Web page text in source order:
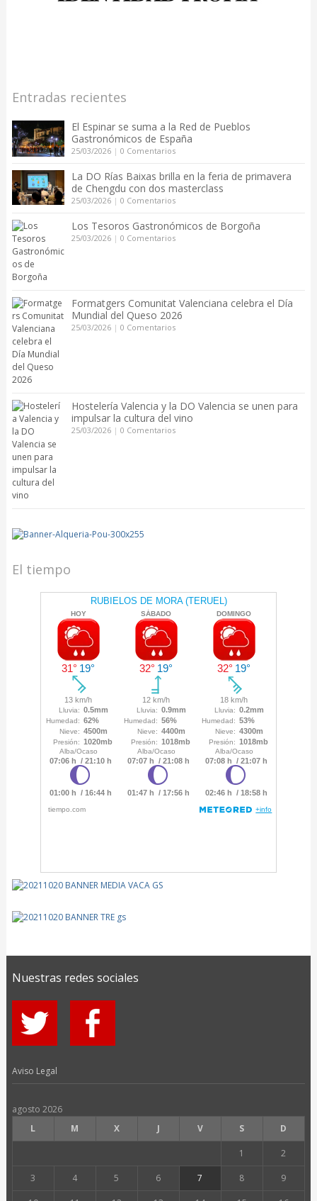
Entradas recientes
El Espinar se suma a la Red de Pueblos
Gastronómicos de España
25/03/2026| 0 Comentarios
La DO Rías Baixas brilla en la feria de primavera
de Chengdu con dos masterclass
25/03/2026| 0 Comentarios
Los Tesoros Gastronómicos de Borgoña
25/03/2026| 0 Comentarios
Formatgers Comunitat Valenciana celebra el Día
Mundial del Queso 2026
25/03/2026| 0 Comentarios
Hostelería Valencia y la DO Valencia se unen para
impulsar la cultura del vino
25/03/2026| 0 Comentarios
El tiempo
Nuestras redes sociales
Aviso Legal
agosto 2026
L
M X J V S D
1 2
3 4 5 6 7 8 9